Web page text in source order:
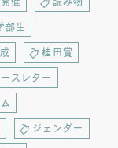
部生
桂田賞
スレター
ジェンダー